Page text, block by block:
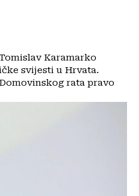
Karamarko
svijesti u Hrvata.
rata pravo